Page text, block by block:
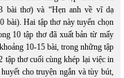
bài thơ) và “Hẹn anh về vĩ dạ
bài). Hai tập thơ này tuyển chọn
10 tập thơ đã xuất bản từ mấy
10-15 bài, trong những tập
tập thơ cuối cùng khép lại việc in
cho truyện ngắn và tùy bút,